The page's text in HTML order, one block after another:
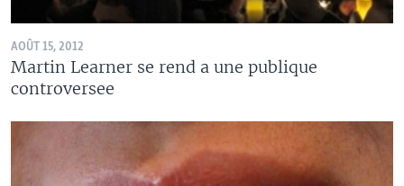
AOÛT 15, 2012
Martin Learner se rend a une publique
controversee